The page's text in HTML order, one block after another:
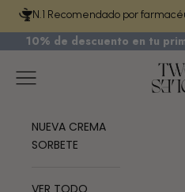
Ir al contenidoN.1 Recomendado por
10% de descuento en tu
TWO
Menú
NUEVA CREMA
SORBETE